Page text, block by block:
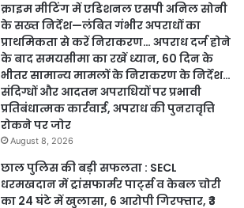
क्राइम मीटिंग में एडिशनल एसपी अनिल सोनी
के सख्त निर्देश—लंबित गंभीर अपराधों का
प्राथमिकता से करें निराकरण… अपराध दर्ज होने
के बाद समयसीमा का रखें ध्यान, 60 दिन के
भीतर सामान्य मामलों के निराकरण के निर्देश…
संदिग्धों और आदतन अपराधियों पर प्रभावी
प्रतिबंधात्मक कार्रवाई, अपराध की पुनरावृत्ति
रोकने पर जोर
August 8, 2026
छाल पुलिस की बड़ी सफलता : SECL
धरमखदान में ट्रांसफार्मर पार्ट्स व केबल चोरी
का 24 घंटे में खुलासा, 6 आरोपी गिरफ्तार, ₹3